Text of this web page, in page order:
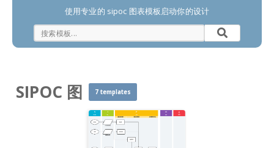
使用专业的 sipoc 图表模板启动你的设计
SIPOC 图 7 templates